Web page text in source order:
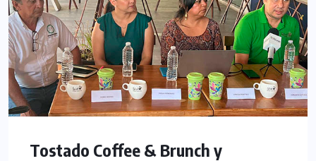
Tostado Coffee & Brunch y